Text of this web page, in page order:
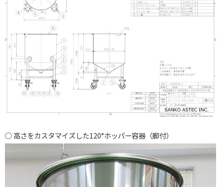
高さをカスタマイズした120°ホッパー容器（脚付）